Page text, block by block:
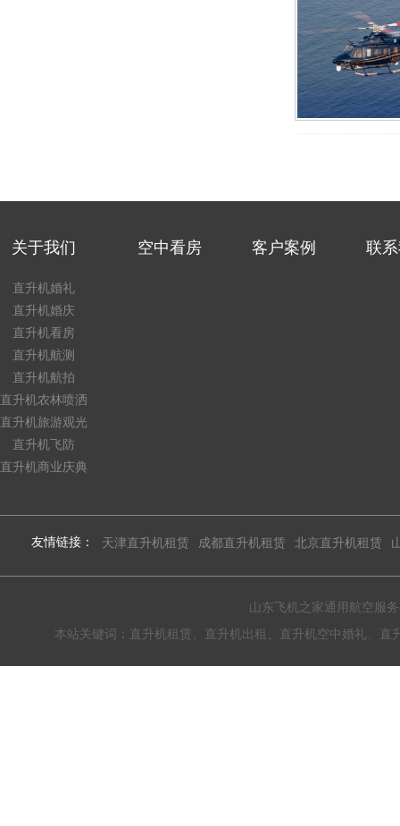
关于我们
直升机婚礼
直升机婚庆
直升机看房
直升机航测
直升机航拍
直升机农林喷洒
直升机旅游观光
直升机飞防
直升机商业庆典
空中看房 客户案例 联
友情链接： 天津直升机租赁 成都直升机租赁 北京直升机租赁
山东飞机之家通用航空服
本站关键词：直升机租赁、直升机出租、直升机空中婚礼、